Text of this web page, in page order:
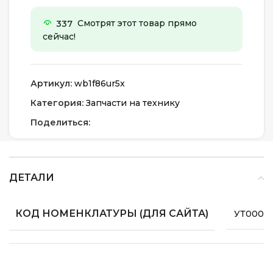
337 Смотрят этот товар прямо
сейчас!
Артикул: wb1f86ur5x
Категория: Запчасти на технику
Поделиться:
ДЕТАЛИ
КОД НОМЕНКЛАТУРЫ (ДЛЯ САЙТА)